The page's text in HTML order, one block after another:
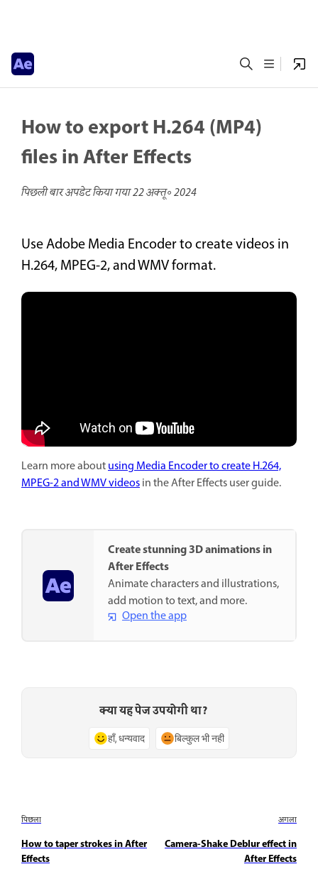
How to export H.264 (MP4)
files in After Effects
पिछली बार अपडेट किया गया22 अक्तू॰ 2024
Use Adobe Media Encoder to create videos in
H.264, MPEG-2, and WMV format.
Learn more aboutusing Media Encoder to create H.264,
MPEG-2 and WMV videosin the After Effects user guide.
Create stunning 3D animations in
After Effects
Animate characters and illustrations,
add motion to text, and more.
Open the app
क्या यह पेज उपयोगी था?
हाँ, धन्यवाद बिल्कुल भी नहीं
पिछला
How to taper strokes in After
Effects
अगला
Camera-Shake Deblur effect in
After Effects